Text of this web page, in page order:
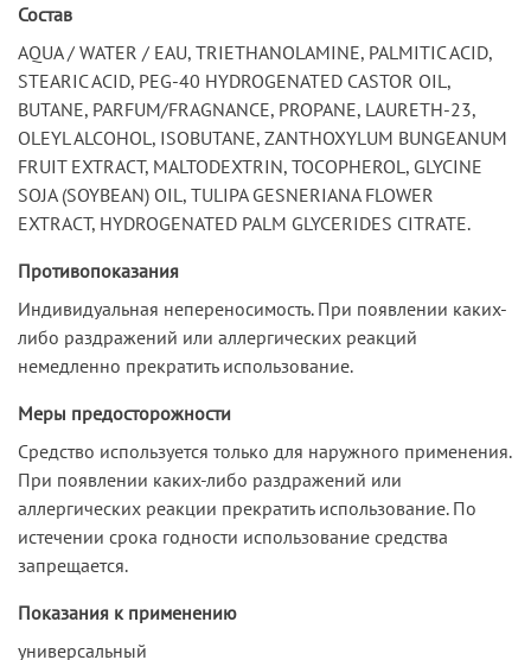
Состав
AQUA / WATER / EAU, TRIETHANOLAMINE, PALMITIC ACID,
STEARIC ACID, PEG-40 HYDROGENATED CASTOR OIL,
BUTANE, PARFUM/FRAGNANCE, PROPANE, LAURETH-23,
OLEYL ALCOHOL, ISOBUTANE, ZANTHOXYLUM BUNGEANUM
FRUIT EXTRACT, MALTODEXTRIN, TOCOPHEROL, GLYCINE
SOJA (SOYBEAN) OIL, TULIPA GESNERIANA FLOWER
EXTRACT, HYDROGENATED PALM GLYCERIDES CITRATE.
Противопоказания
Индивидуальная непереносимость. При появлении каких-
либо раздражений или аллергических реакций
немедленно прекратить использование.
Меры предосторожности
Средство используется только для наружного применения.
При появлении каких-либо раздражений или
аллергических реакции прекратить использование. По
истечении срока годности использование средства
запрещается.
Показания к применению
универсальный